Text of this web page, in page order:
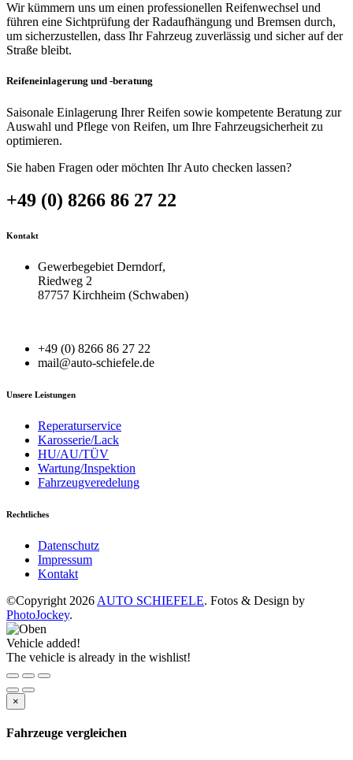
Wir kümmern uns um einen professionellen Reifenwechsel und
führen eine Sichtprüfung der Radaufhängung und Bremsen durch,
um sicherzustellen, dass Ihr Fahrzeug zuverlässig und sicher auf der
Straße bleibt.
Reifeneinlagerung und -beratung
Saisonale Einlagerung Ihrer Reifen sowie kompetente Beratung zur
Auswahl und Pflege von Reifen, um Ihre Fahrzeugsicherheit zu
optimieren.
Sie haben Fragen oder möchten Ihr Auto checken lassen?
+49 (0) 8266 86 27 22
Kontakt
Gewerbegebiet Derndorf,
Riedweg 2
87757 Kirchheim (Schwaben)
+49 (0) 8266 86 27 22
mail@auto-schiefele.de
Unsere Leistungen
Reperaturservice
Karosserie/Lack
HU/AU/TÜV
Wartung/Inspektion
Fahrzeugveredelung
Rechtliches
Datenschutz
Impressum
Kontakt
©Copyright 2026 AUTO SCHIEFELE. Fotos & Design by
PhotoJockey.
Vehicle added!
The vehicle is already in the wishlist!
×
Fahrzeuge vergleichen